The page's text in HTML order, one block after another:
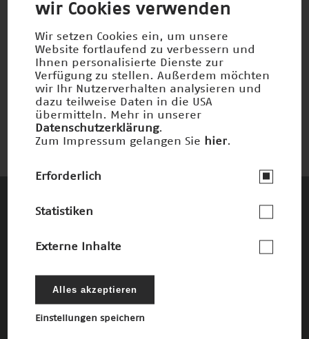
Lichtmikroskopie
Preisträger 2006
Diese Unternehmen und Stiftungen
die damit verbundenen Ziele
Die Förderer
wir Cookies verwenden
Wir setzen Cookies ein, um unsere
Website fortlaufend zu verbessern und
Ihnen personalisierte Dienste zur
Verfügung zu stellen. Außerdem möchten
wir Ihr Nutzerverhalten analysieren und
dazu teilweise Daten in die USA
übermitteln. Mehr in unserer
Datenschutzerklärung.
Zum Impressum gelangen Sie
hier.
Erforderlich
Statistiken
Externe Inhalte
Alles akzeptieren
Einstellungen speichern